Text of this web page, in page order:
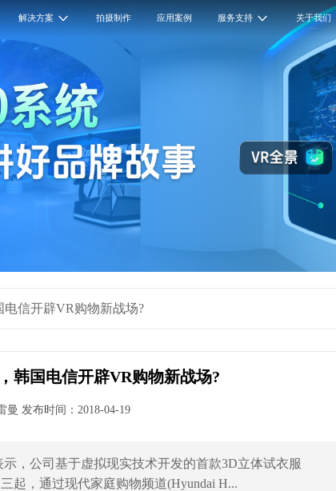
解决方案 拍摄制作 应用案例 服务支持 关于我们
信开辟VR购物新战场?
韩国电信开辟VR购物新战场?
曼 发布时间：2018-04-19
公司基于虚拟现实技术开发的首款3D立体试衣服
，通过现代家庭购物频道(Hyundai H...